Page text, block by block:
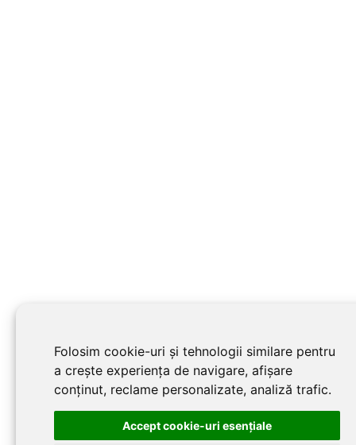
Folosim cookie-uri și tehnologii similare pentru
a crește experiența de navigare, afișare
conținut, reclame personalizate, analiză trafic.
Accept cookie-uri esenţiale